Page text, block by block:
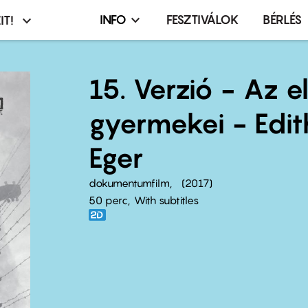
Infó,
terembérlés
menü
INFO FESZTIVÁLOK BÉRLÉS
15. Verzió - Az
gyermekei -
Eger
dokumentumfilm
2017
50 perc,
With subtitles